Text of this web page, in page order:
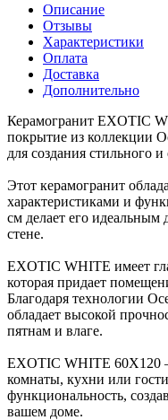
Описание
Отзывы
Характеристики
Оплата
Доставка
Дополнительно
Керамогранит EXOTIC
покрытие из коллекции
для создания стильного
Этот керамогранит
характеристиками и
см делает его идеальным
стене.
EXOTIC WHITE имеет
которая придает
Благодаря технологии
обладает высокой
пятнам и влаге.
EXOTIC WHITE 60Х120
комнаты, кухни или
функциональность,
вашем доме.